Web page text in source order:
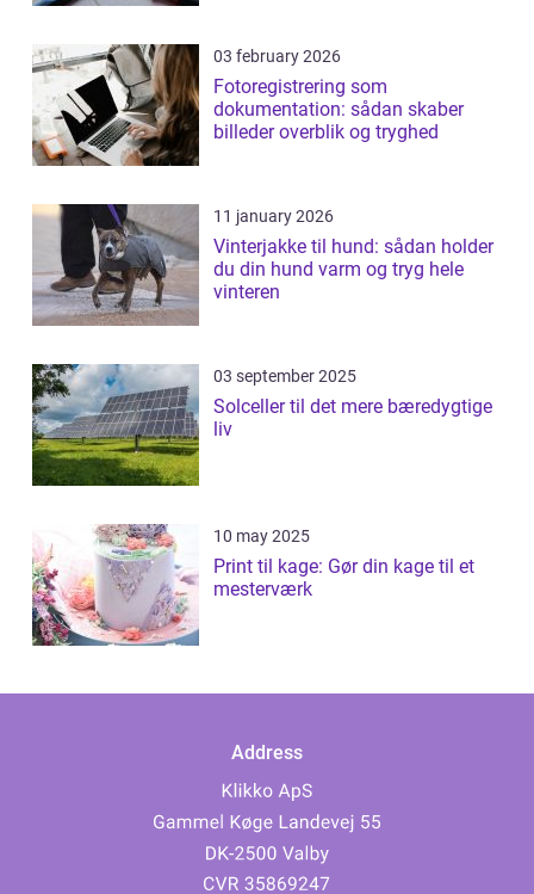
03 february 2026
Fotoregistrering som
dokumentation: sådan skaber
billeder overblik og tryghed
11 january 2026
Vinterjakke til hund: sådan holder
du din hund varm og tryg hele
vinteren
03 september 2025
Solceller til det mere bæredygtige
liv
10 may 2025
Print til kage: Gør din kage til et
mesterværk
Address